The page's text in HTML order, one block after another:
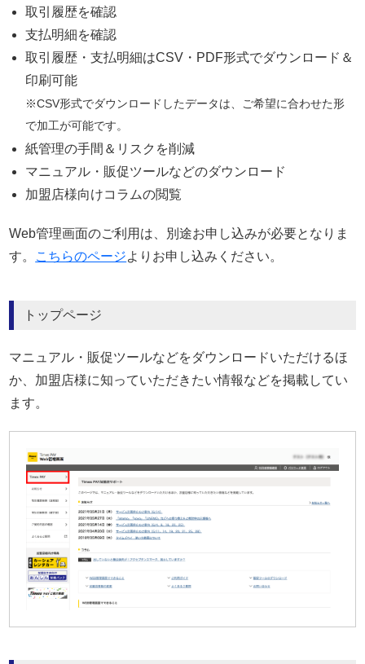
取引履歴を確認
支払明細を確認
取引履歴・支払明細はCSV・PDF形式でダウンロード＆
印刷可能
※CSV形式でダウンロードしたデータは、ご希望に合わせた形
で加工が可能です。
紙管理の手間＆リスクを削減
マニュアル・販促ツールなどのダウンロード
加盟店様向けコラムの閲覧
Web管理画面のご利用は、別途お申し込みが必要となりま
す。
こちらのページよりお申し込みください。
トップページ
マニュアル・販促ツールなどをダウンロードいただけるほ
か、加盟店様に知っていただきたい情報などを掲載してい
ます。